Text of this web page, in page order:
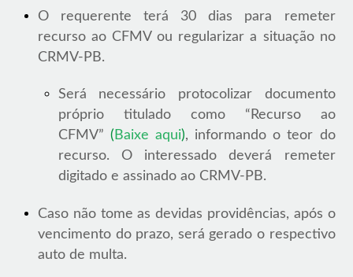
O requerente terá 30 dias para remeter
recurso ao CFMV ou regularizar a situação no
CRMV-PB.
Será necessário protocolizar documento
próprio titulado como “Recurso ao
CFMV” ( Baixe aqui), informando o teor do
recurso. O interessado deverá remeter
digitado e assinado ao CRMV-PB.
Caso não tome as devidas providências, após o
vencimento do prazo, será gerado o respectivo
auto de multa.